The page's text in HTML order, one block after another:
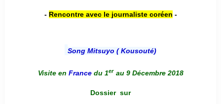
- Rencontre avec le journaliste coréen -
Song Mitsuyo ( Kousouté)
Visite en France du 1er au 9 Décembre 2018
Dossier sur